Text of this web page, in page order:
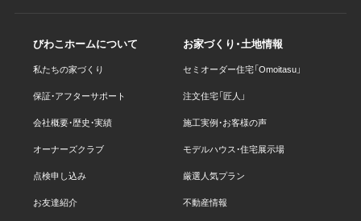
びわこホームについて
私たちの家づくり
保証・アフターサポート
会社概要・歴史・実績
オーナーズクラブ
点検申し込み
お友達紹介
お家づくり・土地情報
セミオーダー住宅「Omoitasu」
注文住宅「匠人」
施工実例・お客様の声
モデルハウス・住宅展示場
厳選人気プラン
不動産情報